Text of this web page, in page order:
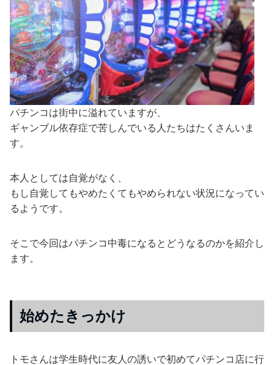
パチンコは街中に溢れていますが、
ギャンブル依存症で苦しんでいる人たちはたくさんいま
す。
本人としては自覚がなく、
もし自覚してもやめたくてもやめられない状況になってい
るようです。
そこで今回はパチンコ中毒になるとどうなるのかを紹介し
ます。
始めたきっかけ
トモさんは学生時代に友人の誘いで初めてパチンコ店に行